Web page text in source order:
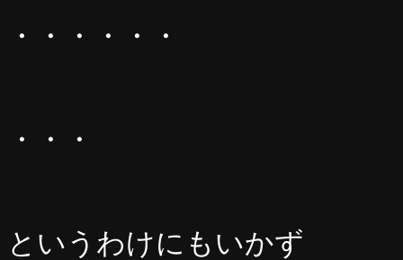
・・・・・・
・・・
というわけにもいかず